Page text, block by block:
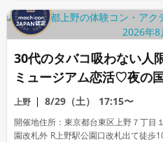
30代のタバコ吸わない
ミュージアム恋活♡夜の
★1対1男女ペアトークタ
場料500円
上野 8/29（土） 17:15〜
開催地住所：東京都台東区上野７丁
園改札外 R上野駅公園口改札出て徒歩